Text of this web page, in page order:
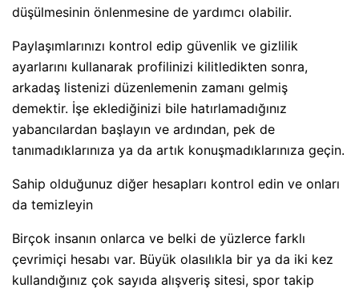
düşülmesinin önlenmesine de yardımcı olabilir.
Paylaşımlarınızı kontrol edip güvenlik ve gizlilik
ayarlarını kullanarak profilinizi kilitledikten sonra,
arkadaş listenizi düzenlemenin zamanı gelmiş
demektir. İşe eklediğinizi bile hatırlamadığınız
yabancılardan başlayın ve ardından, pek de
tanımadıklarınıza ya da artık konuşmadıklarınıza geçin.
Sahip olduğunuz diğer hesapları kontrol edin ve onları
da temizleyin
Birçok insanın onlarca ve belki de yüzlerce farklı
çevrimiçi hesabı var. Büyük olasılıkla bir ya da iki kez
kullandığınız çok sayıda alışveriş sitesi, spor takip